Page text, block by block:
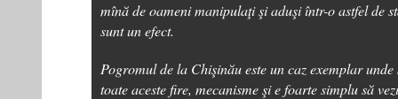
mînă de oameni manipulaţi şi aduşi într-o astfel de
sunt un efect.
Pogromul de la Chişinău este un caz exemplar
toate aceste fire, mecanisme şi e foarte simplu să